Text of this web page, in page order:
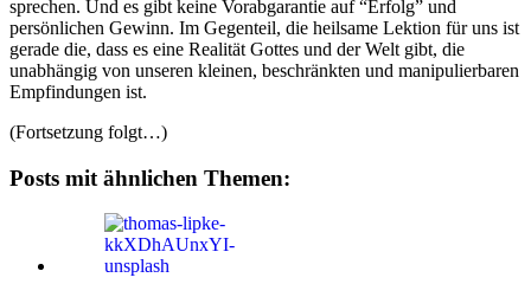
sprechen. Und es gibt keine Vorabgarantie auf “Erfolg” und
persönlichen Gewinn. Im Gegenteil, die heilsame Lektion für uns ist
gerade die, dass es eine Realität Gottes und der Welt gibt, die
unabhängig von unseren kleinen, beschränkten und manipulierbaren
Empfindungen ist.
(Fortsetzung folgt…)
Posts mit ähnlichen Themen: